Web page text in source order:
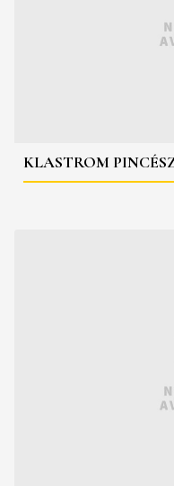
KLASTROM